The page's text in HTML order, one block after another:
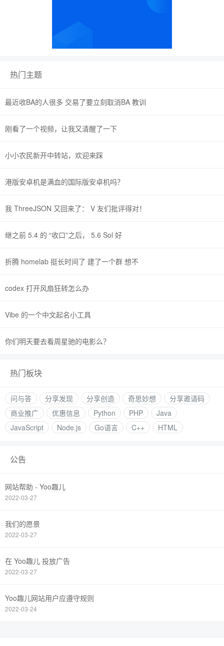
热门主题
最近收BA的人很多 交易了要立刻取消BA 教训
刚看了一个视频，让我又清醒了一下
小小农民新开中转站，欢迎来踩
港版安卓机是满血的国际版安卓机吗？
我 ThreeJSON 又回来了： V 友们批评得对！
继之前 5.4 的 “收口”之后， 5.6 Sol 好
折腾 homelab 挺长时间了 建了一个群 想不
codex 打开风扇狂转怎么办
Vibe 的一个中文起名小工具
你们明天要去看周星驰的电影么？
热门板块
问与答 分享发现 分享创造 奇思妙想
分享邀请码
商业推广
优惠信息 Python PHP
Java
JavaScript
Node.js Go语言 C++ HTML
公告
网站帮助 - Yoo趣儿
2022-03-27
我们的愿景
2022-03-27
在 Yoo趣儿 投放广告
2022-03-27
Yoo趣儿网站用户应遵守规则
2022-03-24